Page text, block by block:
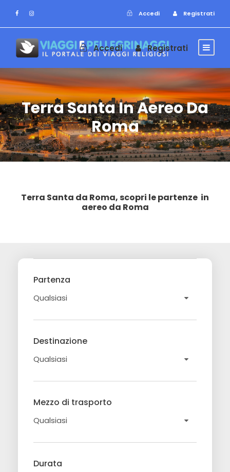
Accedi Registrati
Accedi Registrati
Terra Santa In Aereo Da
Roma
Terra Santa da Roma, scopri le partenze in
aereo da Roma
Partenza
Destinazione
Mezzo di trasporto
Durata